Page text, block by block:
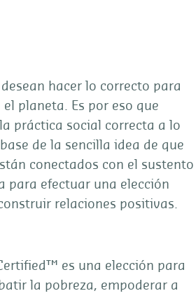
hacer lo correcto para
planeta. Es por eso que
práctica social correcta a lo
de la sencilla idea de que
conectados con el sustento
para efectuar una elección
relaciones positivas.
es una elección para
la pobreza, empoderar a